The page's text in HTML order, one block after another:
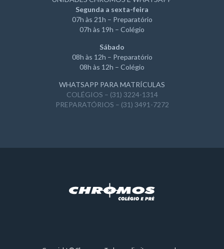
Segunda a sexta-feira
07h às 21h – Preparatório
07h às 19h – Colégio
Sábado
08h às 12h – Preparatório
08h às 12h – Colégio
WHATSAPP PARA MATRÍCULAS
COLÉGIOS – (31) 3224-1314
PREPARATÓRIOS – (31) 3491-7272